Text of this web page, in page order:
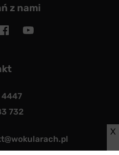
z nami
4447
732
X